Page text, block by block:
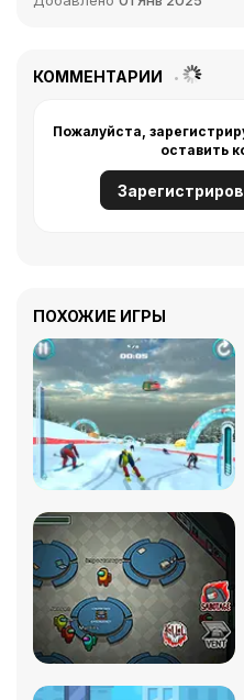
КОММЕНТАРИИ
Пожалуйста,
оставить
ПОХОЖИЕ ИГРЫ